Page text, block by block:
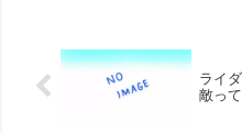
ライ
敵っ